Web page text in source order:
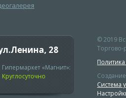
28
Гипермаркет «Магнит»:
Круглосуточно
© 2019
Торгово-
Система